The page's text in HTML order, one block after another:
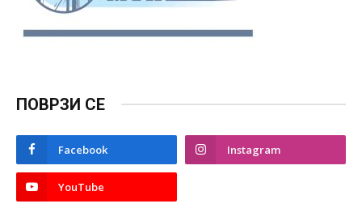
ПОВРЗИ СЕ
Facebook Instagram
YouTube